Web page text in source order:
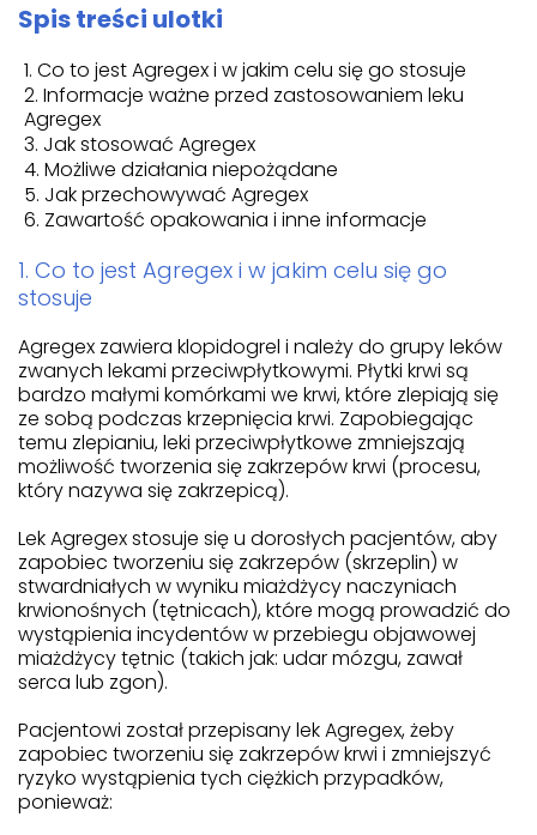
Spis treści ulotki
Co to jest Agregex i w jakim celu się go stosuje
Informacje ważne przed zastosowaniem leku
Agregex
Jak stosować Agregex
Możliwe działania niepożądane
Jak przechowywać Agregex
Zawartość opakowania i inne informacje
1. Co to jest Agregex i w jakim celu się go
stosuje
Agregex zawiera klopidogrel i należy do grupy leków
zwanych lekami przeciwpłytkowymi. Płytki krwi są
bardzo małymi komórkami we krwi, które zlepiają się
ze sobą podczas krzepnięcia krwi. Zapobiegając
temu zlepianiu, leki przeciwpłytkowe zmniejszają
możliwość tworzenia się zakrzepów krwi (procesu,
który nazywa się zakrzepicą).
Lek Agregex stosuje się u dorosłych pacjentów, aby
zapobiec tworzeniu się zakrzepów (skrzeplin) w
stwardniałych w wyniku miażdżycy naczyniach
krwionośnych (tętnicach), które mogą prowadzić do
wystąpienia incydentów w przebiegu objawowej
miażdżycy tętnic (takich jak: udar mózgu, zawał
serca lub zgon).
Pacjentowi został przepisany lek Agregex, żeby
zapobiec tworzeniu się zakrzepów krwi i zmniejszyć
ryzyko wystąpienia tych ciężkich przypadków,
ponieważ: